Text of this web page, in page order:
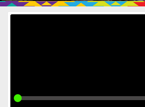
Cerrar Sesión